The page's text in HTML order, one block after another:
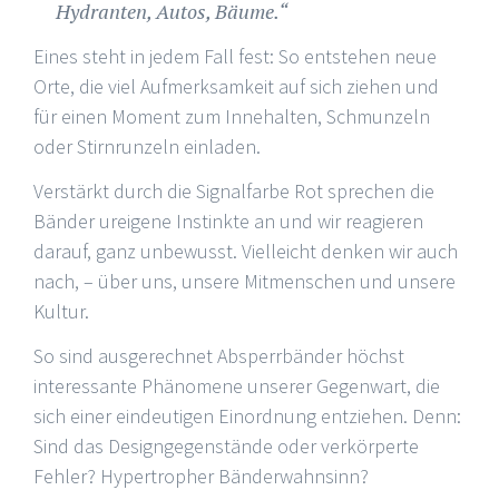
Hydranten, Autos, Bäume.“
Eines steht in jedem Fall fest: So entstehen neue
Orte, die viel Aufmerksamkeit auf sich ziehen und
für einen Moment zum Innehalten, Schmunzeln
oder Stirnrunzeln einladen.
Verstärkt durch die Signalfarbe Rot sprechen die
Bänder ureigene Instinkte an und wir reagieren
darauf, ganz unbewusst. Vielleicht denken wir auch
nach, – über uns, unsere Mitmenschen und unsere
Kultur.
So sind ausgerechnet Absperrbänder höchst
interessante Phänomene unserer Gegenwart, die
sich einer eindeutigen Einordnung entziehen. Denn:
Sind das Designgegenstände oder verkörperte
Fehler? Hypertropher Bänderwahnsinn?